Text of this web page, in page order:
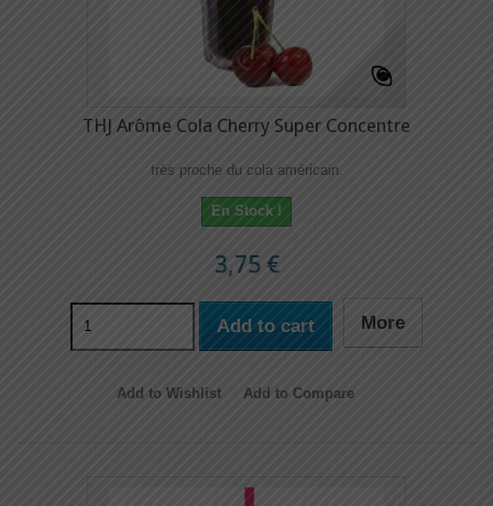
THJ Arôme Cola Cherry Super Concentre
très proche du cola américain.
En Stock !
3,75 €
Add to cart More
Add to Wishlist Add to Compare